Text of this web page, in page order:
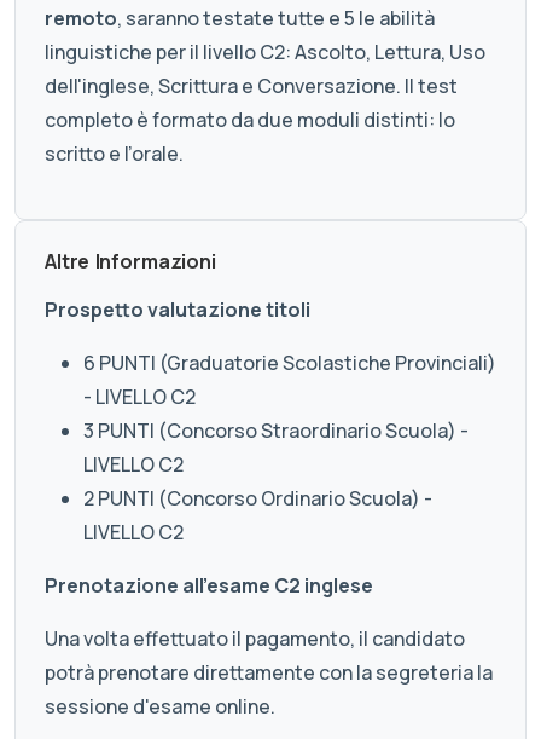
remoto, saranno testate tutte e 5 le abilità
linguistiche per il livello C2: Ascolto, Lettura, Uso
dell'inglese, Scrittura e Conversazione. Il test
completo è formato da due moduli distinti: lo
scritto e l’orale.
Altre Informazioni
Prospetto valutazione titoli
6 PUNTI (Graduatorie Scolastiche Provinciali)
- LIVELLO C2
3 PUNTI (Concorso Straordinario Scuola) -
LIVELLO C2
2 PUNTI (Concorso Ordinario Scuola) -
LIVELLO C2
Prenotazione all'esame C2 inglese
Una volta effettuato il pagamento, il candidato
potrà prenotare direttamente con la segreteria la
sessione d'esame online.